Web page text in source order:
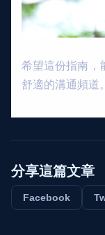
希望這份指南，
舒適的溝通頻道。
分享這篇文章
Facebook